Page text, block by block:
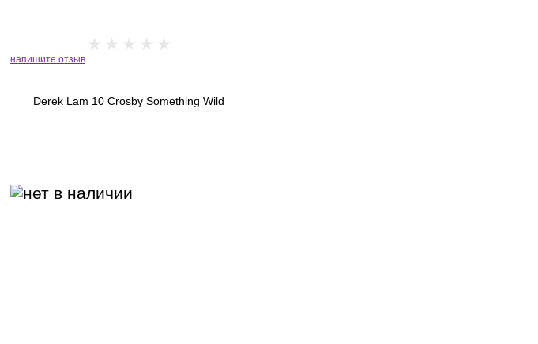
напишите отзыв
Derek Lam 10 Crosby Something Wild